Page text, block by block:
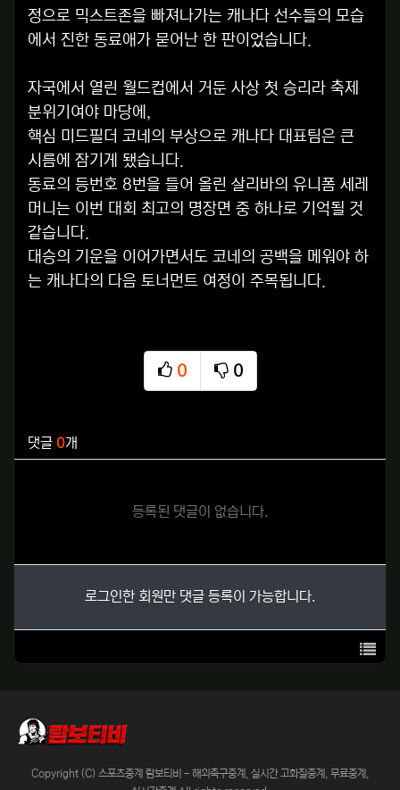
정으로 믹스트존을 빠져나가는 캐나다 선수들의 모습
에서 진한 동료애가 묻어난 한 판이었습니다.
자국에서 열린 월드컵에서 거둔 사상 첫 승리라 축제
분위기여야 마당에,
핵심 미드필더 코네의 부상으로 캐나다 대표팀은 큰
시름에 잠기게 됐습니다.
동료의 등번호 8번을 들어 올린 살리바의 유니폼 세레
머니는 이번 대회 최고의 명장면 중 하나로 기억될 것
같습니다.
대승의 기운을 이어가면서도 코네의 공백을 메워야 하
는 캐나다의 다음 토너먼트 여정이 주목됩니다.
0
추천
0
비추천
댓글 0개
등록된 댓글이 없습니다.
로그인한 회원만 댓글 등록이 가능합니다.
목록
Copyright (C) 스포츠중계 람보티비 - 해외축구중계, 실시간 고화질중계, 무료중계,